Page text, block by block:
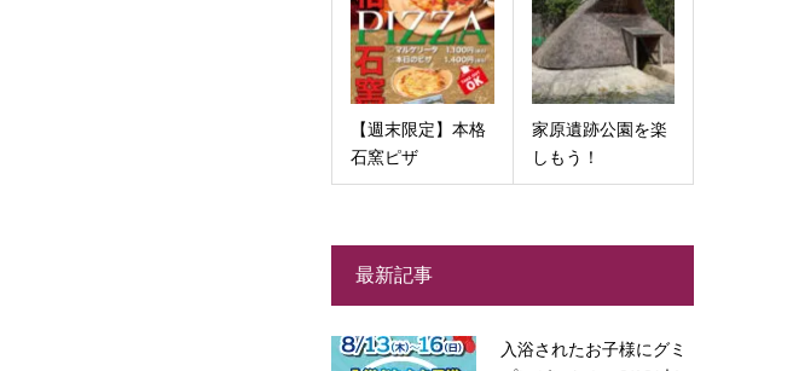
【週末限定】本格
石窯ピザ
家原遺跡公園を楽
しもう！
最新記事
入浴されたお子様にグミ